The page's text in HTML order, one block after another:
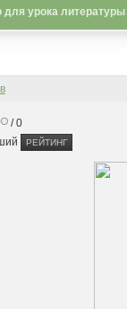
для урока литературы
/ 0